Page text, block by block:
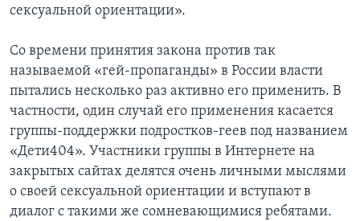
сексуальной ориентации».
Со времени принятия закона против так
называемой «гей-пропаганды» в России власти
пытались несколько раз активно его применить. В
частности, один случай его применения касается
группы-поддержки подростков-геев под названием
«Дети404». Участники группы в Интернете на
закрытых сайтах делятся очень личными мыслями
о своей сексуальной ориентации и вступают в
диалог с такими же сомневающимися ребятами.